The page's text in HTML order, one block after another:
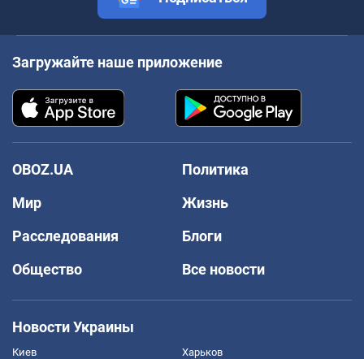
Загружайте наше приложение
OBOZ.UA
Политика
Мир
Жизнь
Расследования
Блоги
Общество
Все новости
Новости Украины
Киев Харьков